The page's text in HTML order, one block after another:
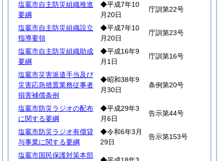
塩竈市自主防災組織推進
要綱
◆平成7年10
月20日
庁訓第22号
塩竈市自主防災組織設立
指導要領
◆平成7年10
月20日
庁訓第23号
塩竈市自主防災組織助成
要綱
◆平成16年9
月1日
庁訓第16号
塩竈市災害派遣手当及び
災害応急措置業務従事者
損害補償条例
◆昭和38年9
月30日
条例第20号
塩竈市防災ラジオの配布
に関する要綱
◆平成29年3
月6日
告示第44号
塩竈市防災ラジオ有償貸
与事業に関する要綱
◆令和6年3月
29日
告示第153号
塩竈市国民保護対策本部